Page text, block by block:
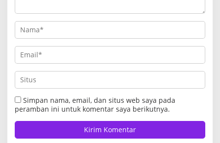
Simpan nama, email, dan situs web saya pada
peramban ini untuk komentar saya berikutnya.